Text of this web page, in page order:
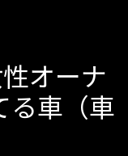
オーナ
る車（車